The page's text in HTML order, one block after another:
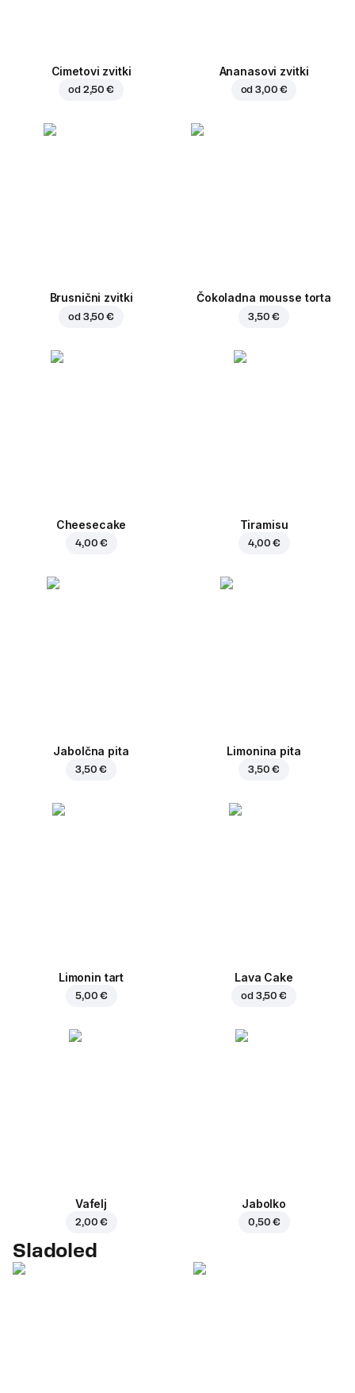
Cimetovi zvitki
od 2,50 €
Ananasovi zvitki
od3,00 €
Brusnični zvitki
od 3,50 €
Čokoladna mousse torta
3,50 €
Cheesecake
4,00 €
Tiramisu
4,00 €
Jabolčna pita
3,50 €
Limonina pita
3,50 €
Limonin tart
5,00 €
Lava Cake
od 3,50 €
Vafelj
2,00 €
Jabolko
0,50 €
Sladoled